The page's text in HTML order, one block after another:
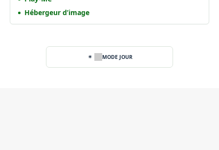
Hébergeur d’image
MODE JOUR